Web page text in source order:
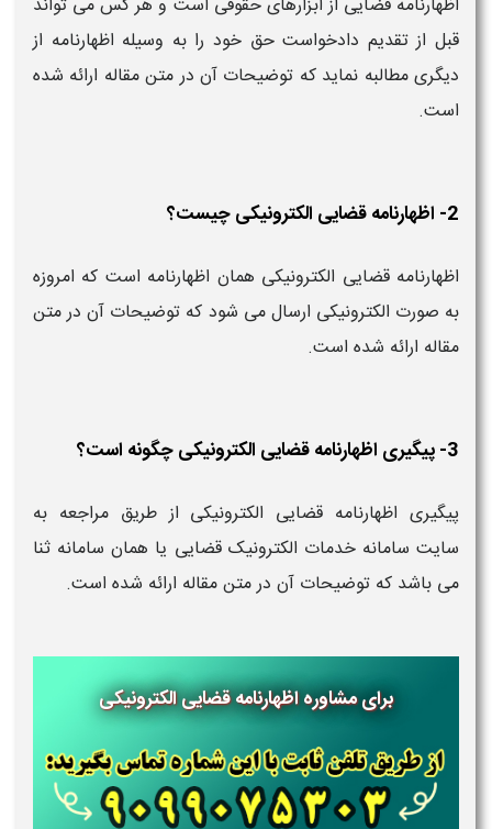
اظهارنامه قضایی از ابزارهای حقوقی است و هر کس می تواند
قبل از تقدیم دادخواست حق خود را به وسیله اظهارنامه از
دیگری مطالبه نماید که توضیحات آن در متن مقاله ارائه شده
است.
2- اظهارنامه قضایی الکترونیکی چیست؟
اظهارنامه قضایی الکترونیکی همان اظهارنامه است که امروزه
به صورت الکترونیکی ارسال می شود که توضیحات آن در متن
مقاله ارائه شده است.
3- پیگیری اظهارنامه قضایی الکترونیکی چگونه است؟
پیگیری اظهارنامه قضایی الکترونیکی از طریق مراجعه به
سایت سامانه خدمات الکترونیک قضایی یا همان سامانه ثنا
می باشد که توضیحات آن در متن مقاله ارائه شده است.
برای مشاوره اظهارنامه قضایی الکترونیکی